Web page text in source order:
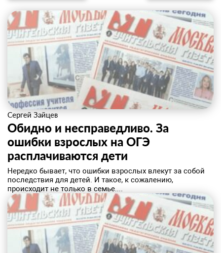
Сергей Зайцев
Обидно и несправедливо. За
ошибки взрослых на ОГЭ
расплачиваются дети
​Нередко бывает, что ошибки взрослых влекут за собой
последствия для детей. И такое, к сожалению,
происходит не только в семье....